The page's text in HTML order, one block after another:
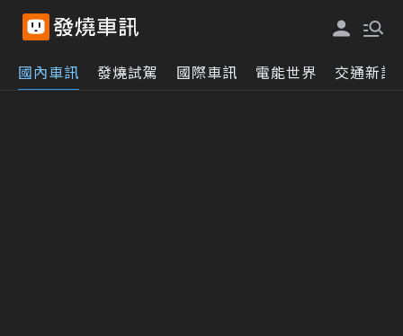
國內車訊 發燒試駕 國際車訊 電能世界 交通新訊